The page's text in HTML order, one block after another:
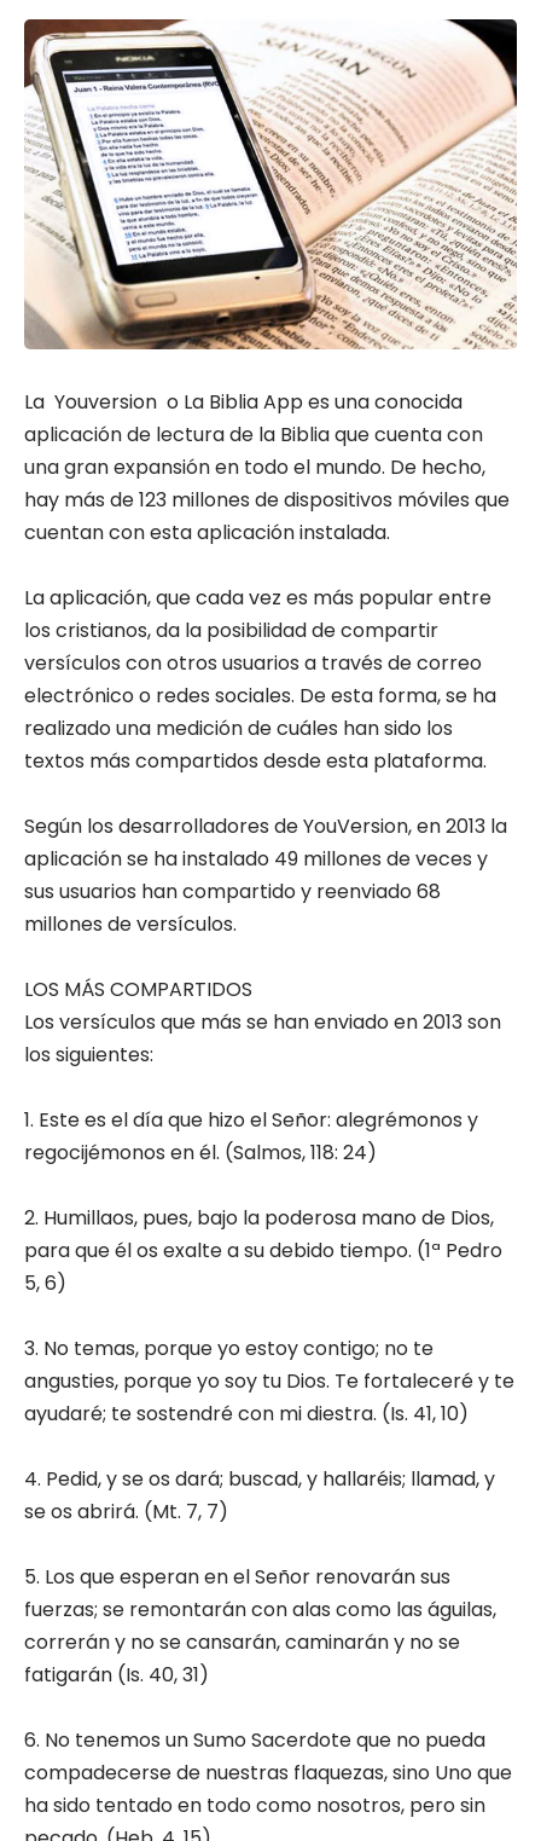
La Youversion o La Biblia App es una conocida
aplicación de lectura de la Biblia que cuenta con
una gran expansión en todo el mundo. De hecho,
hay más de 123 millones de dispositivos móviles que
cuentan con esta aplicación instalada.
La aplicación, que cada vez es más popular entre
los cristianos, da la posibilidad de compartir
versículos con otros usuarios a través de correo
electrónico o redes sociales. De esta forma, se ha
realizado una medición de cuáles han sido los
textos más compartidos desde esta plataforma.
Según los desarrolladores de YouVersion, en 2013 la
aplicación se ha instalado 49 millones de veces y
sus usuarios han compartido y reenviado 68
millones de versículos.
LOS MÁS COMPARTIDOS
Los versículos que más se han enviado en 2013 son
los siguientes:
1. Este es el día que hizo el Señor: alegrémonos y
regocijémonos en él. (Salmos, 118: 24)
2. Humillaos, pues, bajo la poderosa mano de Dios,
para que él os exalte a su debido tiempo. (1ª Pedro
5, 6)
3. No temas, porque yo estoy contigo; no te
angusties, porque yo soy tu Dios. Te fortaleceré y te
ayudaré; te sostendré con mi diestra. (Is. 41, 10)
4. Pedid, y se os dará; buscad, y hallaréis; llamad, y
se os abrirá. (Mt. 7, 7)
5. Los que esperan en el Señor renovarán sus
fuerzas; se remontarán con alas como las águilas,
correrán y no se cansarán, caminarán y no se
fatigarán (Is. 40, 31)
6. No tenemos un Sumo Sacerdote que no pueda
compadecerse de nuestras flaquezas, sino Uno que
ha sido tentado en todo como nosotros, pero sin